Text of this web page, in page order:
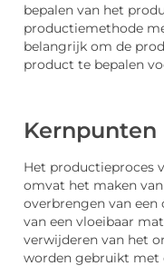
bepalen van het
productiemethode
belangrijk om de
product te bepalen
Kernpunten
Het productieproces
omvat het maken
overbrengen van
van een vloeibaar
verwijderen van het
worden gebruikt met